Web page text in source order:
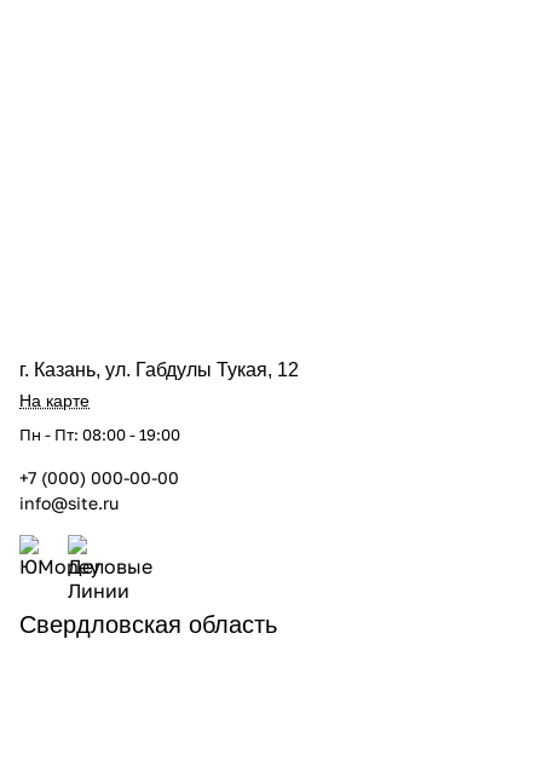
г. Казань, ул. Габдулы Тукая, 12
На карте
Пн - Пт: 08:00 - 19:00
+7 (000) 000-00-00
info@site.ru
Свердловская область